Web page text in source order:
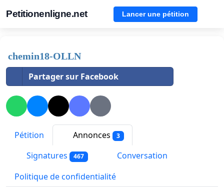
Petitionenligne.net Lancer une pétition
chemin18-OLLN
Partager sur Facebook
Pétition Annonces 3
Signatures 467
Conversation
Politique de confidentialité